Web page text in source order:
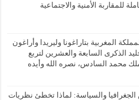
للمقاربة الأمنية والاجتماعية
المغربية بتاراغونا وليريدا وأراغون
الذكرى السابعة والعشرين لتربع
محمد السادس، نصره الله وأيده
الجغرافيا والسياسة: لماذا تخطئ نظريات